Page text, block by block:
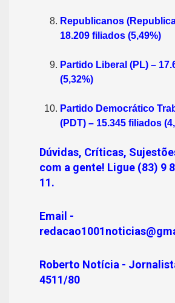
Republicanos
18.209 filiados (5,49%)
Partido Liberal (PL) –
(5,32%)
Partido Democrático
(PDT) – 15.345 filiados
Dúvidas, Críticas,
com a gente! Ligue (83) 9
11.
Email -
Roberto Notícia -
4511/80